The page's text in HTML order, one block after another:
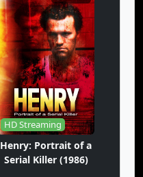
HD Streaming
Henry: Portrait of a
Serial Killer (1986)